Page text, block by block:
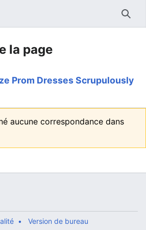
la page
Prom Dresses Scrupulously
aucune correspondance dans
Version de bureau